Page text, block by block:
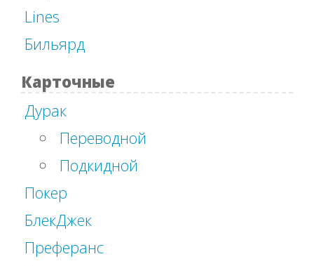
Lines
Бильярд
Карточные
Дурак
Переводной
Подкидной
Покер
БлекДжек
Преферанс